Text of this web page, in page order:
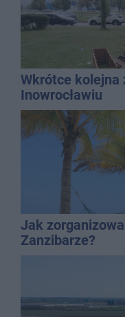
Wkrótce kolejna
Inowrocławiu
Jak
Zanzibarze?